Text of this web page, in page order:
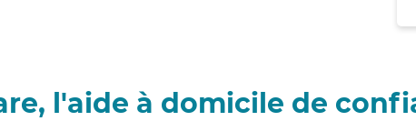
l'aide à domicile de